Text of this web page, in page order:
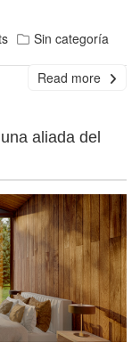
Sin categoría
Read more
aliada del